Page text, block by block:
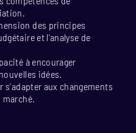
des principes
et l'analyse de
à encourager
idées.
aux changements